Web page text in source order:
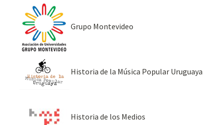
Grupo Montevideo
Historia de la Música Popular Uruguaya
Historia de los Medios